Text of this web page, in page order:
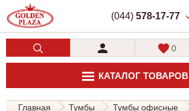
(044) 578-17-77
КАТАЛОГ ТОВАРОВ
0
Главная Тумбы Тумбы офисные